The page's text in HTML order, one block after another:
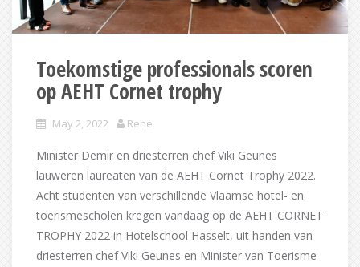
Toekomstige professionals scoren
op AEHT Cornet trophy
May 2, 2022 Rene
Minister Demir en driesterren chef Viki Geunes
lauweren laureaten van de AEHT Cornet Trophy 2022.
Acht studenten van verschillende Vlaamse hotel- en
toerismescholen kregen vandaag op de AEHT CORNET
TROPHY 2022 in Hotelschool Hasselt, uit handen van
driesterren chef Viki Geunes en Minister van Toerisme